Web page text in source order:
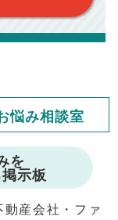
保証するものでは
かなる損害について
ください。
ます
悩み相談室
を
示板
産会社・ファ